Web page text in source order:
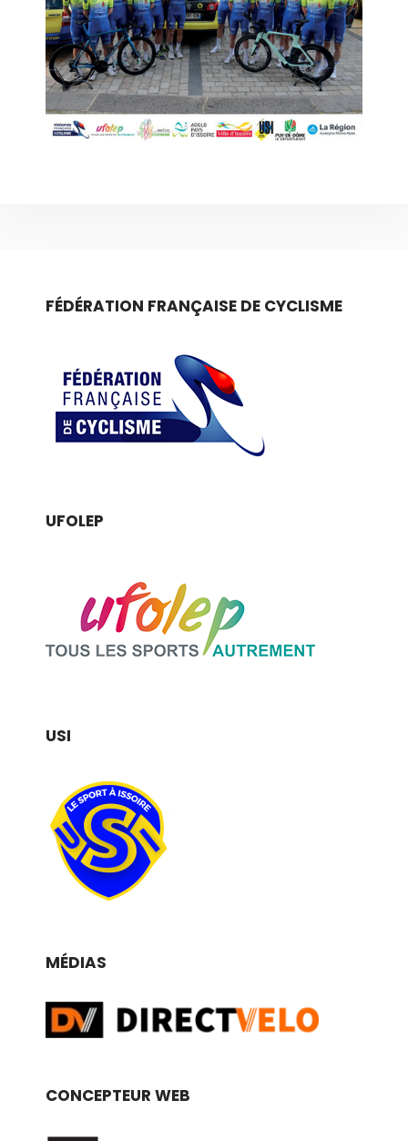
FÉDÉRATION FRANÇAISE DE CYCLISME
UFOLEP
USI
MÉDIAS
CONCEPTEUR WEB